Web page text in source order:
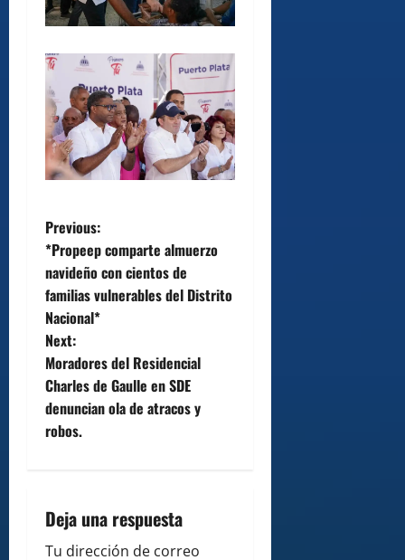
P
o
s
t
n
a
g
Previous:
*Propeep comparte almuerzo
navideño con cientos de
familias vulnerables del Distrito
Nacional*
Next:
Moradores del Residencial
Charles de Gaulle en SDE
denuncian ola de atracos y
robos.
Deja una respuesta
Tu dirección de correo